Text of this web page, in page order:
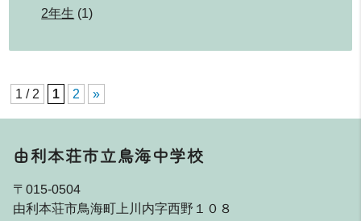
2年生 (1)
1 / 2 1 2 »
由利本荘市立鳥海中学校
〒015-0504
由利本荘市鳥海町上川内字西野１０８